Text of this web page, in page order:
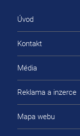
Úvod
Kontakt
Média
Reklama a inzerce
Mapa webu